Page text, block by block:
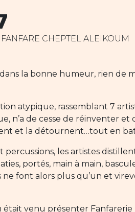
CHEPTEL ALEIKOUM
la bonne humeur, rien de
atypique, rassemblant 7
n’a de cesse de réinventer
et la détournent…tout en
percussions, les artistes
portés, main à main,
ne font alors plus qu’un et
venu présenter